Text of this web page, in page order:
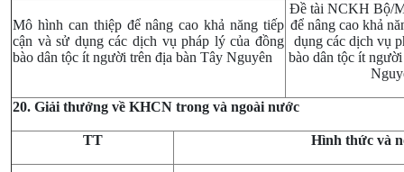
Mô hình can thiệp để nâng cao khả năng tiếp
cận và sử dụng các dịch vụ pháp lý của đồng
bào dân tộc ít người trên địa bàn Tây Nguyên
Đề tài NCKH Bộ/
để nâng cao khả
dụng các dịch vụ
bào dân tộc ít
20. Giải thưởng về KHCN trong và ngoài nước
TT Hình thức và